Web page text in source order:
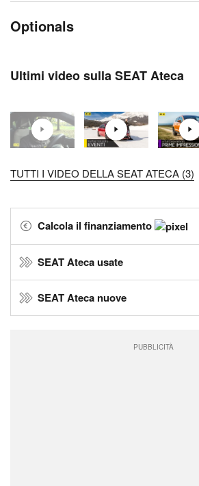
Optionals
Ultimi video sulla SEAT Ateca
TUTTI I VIDEO DELLA SEAT ATECA (3)
Calcola il finanziamento
SEAT Ateca usate
SEAT Ateca nuove
PUBBLICITÀ